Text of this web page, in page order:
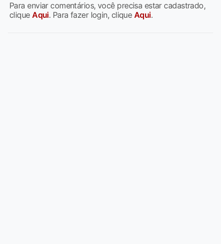
Para enviar comentários, você precisa estar cadastrado,
cliqueAqui. Para fazer login, clique Aqui.